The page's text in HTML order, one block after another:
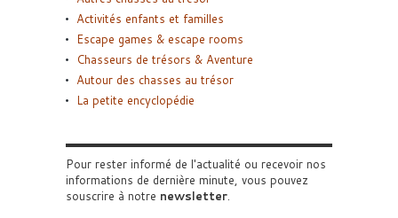
Activités enfants et familles
Escape games & escape rooms
Chasseurs de trésors & Aventure
Autour des chasses au trésor
La petite encyclopédie
Pour rester informé de l'actualité ou recevoir nos
informations de dernière minute, vous pouvez
souscrire à notre newsletter.